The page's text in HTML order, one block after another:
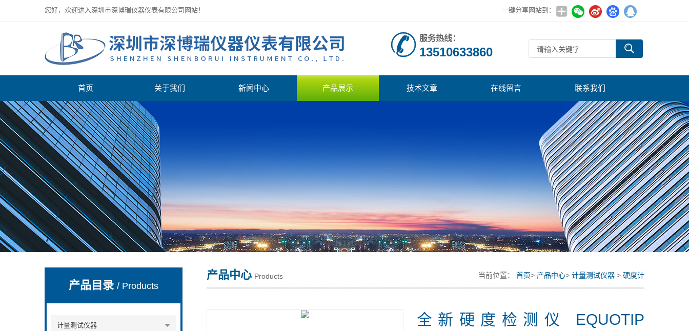
您好，欢迎进入深圳市深博瑞仪器仪表有限公司网站！ 一键分享网站到：
深圳市深博瑞仪器仪表有限公司
服务热线：
13510633860
首页 关于我们 新闻中心 产品展示 技术文章 在线留言 联系我们
产品目录/ Products
计量测试仪器
产品中心 Products 当前位置： 首页> 产品中心> 计量测试仪器 > 硬度计
全新硬度检测仪 EQUOTIP